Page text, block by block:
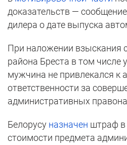
доказательств —
дилера о дате выпуска
При наложении взыскания
района Бреста в том числе
мужчина не привлекался к
ответственности за
административных
Белорусу назначен штраф в
стоимости предмета